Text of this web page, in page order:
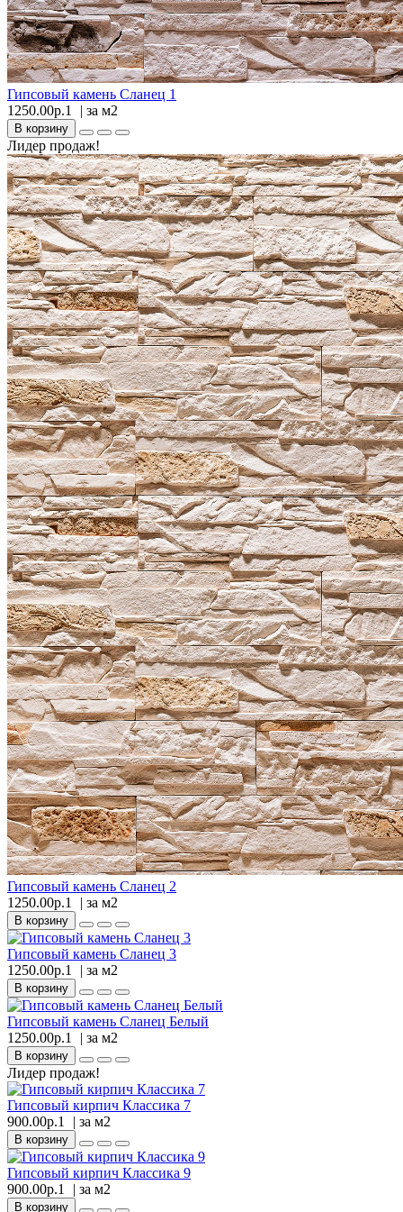
Гипсовый камень Сланец 1
1250.00р.1
| за м2
В корзину
Лидер продаж!
Гипсовый камень Сланец 2
1250.00р.1
| за м2
В корзину
Гипсовый камень Сланец 3
1250.00р.1
| за м2
В корзину
Гипсовый камень Сланец Белый
1250.00р.1
| за м2
В корзину
Лидер продаж!
Гипсовый кирпич Классика 7
900.00р.1
| за м2
В корзину
Гипсовый кирпич Классика 9
900.00р.1
| за м2
В корзину